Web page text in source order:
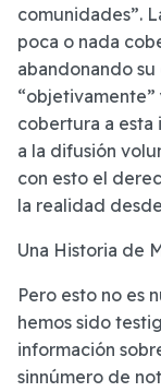
comunidades”.
poca o nada
abandonando
cobertura a esta
a la difusión
con esto el
la realidad
Una Historia de
Pero esto no es
hemos sido
información
sinnúmero de